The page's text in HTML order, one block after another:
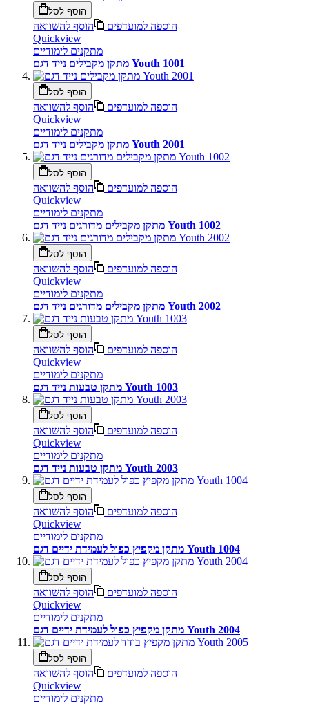
הוסף לסל
הוספה למועדפים
הוסף להשוואה
Quickview
מתקנים לימודיים
מתקן מקבילים נייד דגם Youth 1001
הוסף לסל
הוספה למועדפים
הוסף להשוואה
Quickview
מתקנים לימודיים
מתקן מקבילים נייד דגם Youth 2001
הוסף לסל
הוספה למועדפים
הוסף להשוואה
Quickview
מתקנים לימודיים
מתקן מקבילים מדורגים נייד דגם Youth 1002
הוסף לסל
הוספה למועדפים
הוסף להשוואה
Quickview
מתקנים לימודיים
מתקן מקבילים מדורגים נייד דגם Youth 2002
הוסף לסל
הוספה למועדפים
הוסף להשוואה
Quickview
מתקנים לימודיים
מתקן טבעות נייד דגם Youth 1003
הוסף לסל
הוספה למועדפים
הוסף להשוואה
Quickview
מתקנים לימודיים
מתקן טבעות נייד דגם Youth 2003
הוסף לסל
הוספה למועדפים
הוסף להשוואה
Quickview
מתקנים לימודיים
מתקן מקפיץ כפול לעמידת ידיים דגם Youth 1004
הוסף לסל
הוספה למועדפים
הוסף להשוואה
Quickview
מתקנים לימודיים
מתקן מקפיץ כפול לעמידת ידיים דגם Youth 2004
הוסף לסל
הוספה למועדפים
הוסף להשוואה
Quickview
מתקנים לימודיים